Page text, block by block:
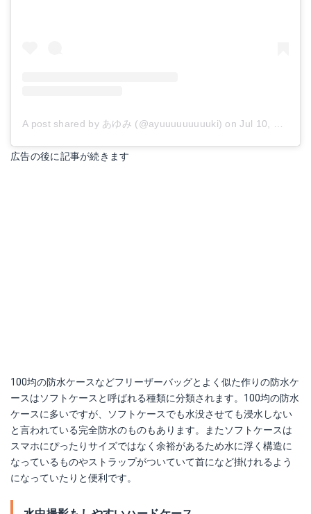
A post shared by あゆみ (@ayuuuuuuuuuki) onJul 10, 2018 at 5:14am PDT
広告の後に記事が続きます
100均の防水ケースなどフリーザーバッグとよく似た作りの防水ケ
ースはソフトケースと呼ばれる種類に分類されます。100均の防水
ケースに多いですが、ソフトケースでも水没させても浸水しない
と言われている完全防水のものもあります。またソフトケースは
スマホにぴったりサイズではなく余裕があるため水に浮く構造に
なっているものやストラップがついていて首になど掛けれるよう
になっていたりと便利です。